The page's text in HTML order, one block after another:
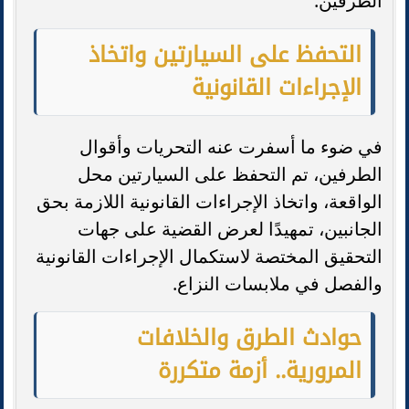
التحفظ على السيارتين واتخاذ
الإجراءات القانونية
في ضوء ما أسفرت عنه التحريات وأقوال
الطرفين، تم التحفظ على السيارتين محل
الواقعة، واتخاذ الإجراءات القانونية اللازمة بحق
الجانبين، تمهيدًا لعرض القضية على جهات
التحقيق المختصة لاستكمال الإجراءات القانونية
والفصل في ملابسات النزاع.
حوادث الطرق والخلافات
المرورية.. أزمة متكررة